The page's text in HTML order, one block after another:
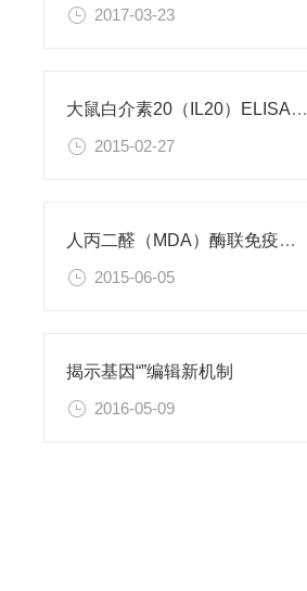
2017-03-23
大鼠白介素20（IL20）ELISA试剂盒
2015-02-27
人丙二醛（MDA）酶联免疫分析试剂盒使用说明书
2015-06-05
揭示基因“”编辑新机制
2016-05-09